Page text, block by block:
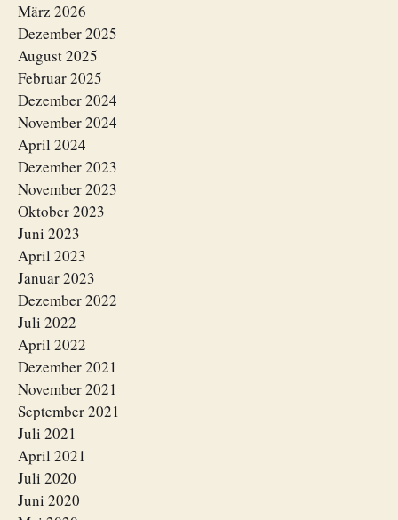
März 2026
Dezember 2025
August 2025
Februar 2025
Dezember 2024
November 2024
April 2024
Dezember 2023
November 2023
Oktober 2023
Juni 2023
April 2023
Januar 2023
Dezember 2022
Juli 2022
April 2022
Dezember 2021
November 2021
September 2021
Juli 2021
April 2021
Juli 2020
Juni 2020